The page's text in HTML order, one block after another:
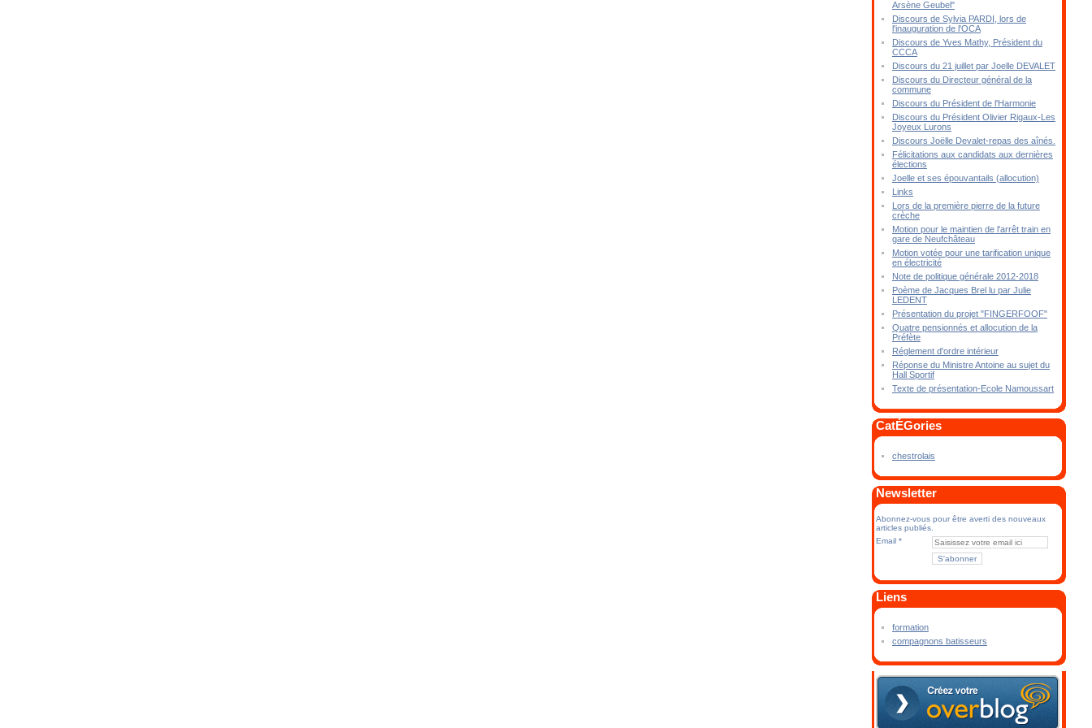
Arsène Geubel"
Discours de Sylvia PARDI, lors de
l'inauguration de l'OCA
Discours de Yves Mathy, Président du
CCCA
Discours du 21 juillet par Joelle DEVALET
Discours du Directeur général de la
commune
Discours du Président de l'Harmonie
Discours du Président Olivier Rigaux-Les
Joyeux Lurons
Discours Joëlle Devalet-repas des aînés.
Félicitations aux candidats aux dernières
élections
Joelle et ses épouvantails (allocution)
Links
Lors de la première pierre de la future
crèche
Motion pour le maintien de l'arrêt train en
gare de Neufchâteau
Motion votée pour une tarification unique
en électricité
Note de politique générale 2012-2018
Poème de Jacques Brel lu par Julie
LEDENT
Présentation du projet "FINGERFOOF"
Quatre pensionnés et allocution de la
Préfète
Réglement d'ordre intérieur
Réponse du Ministre Antoine au sujet du
Hall Sportif
Texte de présentation-Ecole Namoussart
CatÉGories
chestrolais
Newsletter
Abonnez-vous pour être averti des nouveaux
articles publiés.
Email
Liens
formation
compagnons batisseurs